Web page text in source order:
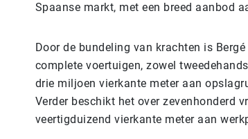
Spaanse markt, met een breed aanbod
Door de bundeling van krachten is
complete voertuigen, zowel
drie miljoen vierkante meter aan
Verder beschikt het over zevenhonderd
veertigduizend vierkante meter aan